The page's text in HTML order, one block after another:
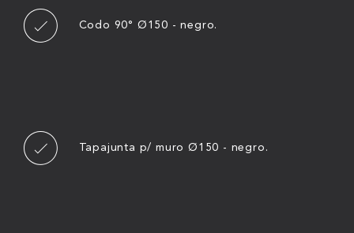
Codo 90° Ø150 - negro.
Tapajunta p/ muro Ø150 - negro.